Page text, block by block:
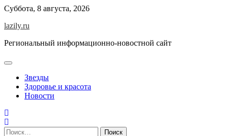
Skip
content
Суббота, 8 августа, 2026
lazily.ru
Региональный информационно-новостной сайт
Звезды
Здоровье и красота
Новости
Найти: